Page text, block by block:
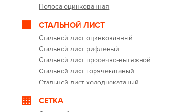
Полоса оцинкованная
СТАЛЬНОЙ ЛИСТ
Стальной лист оцинкованный
Стальной лист рифленый
Стальной лист просечно-вытяжной
Стальной лист горячекатаный
Стальной лист холоднокатаный
СЕТКА